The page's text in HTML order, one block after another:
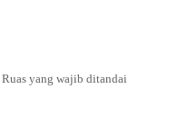
Ruas yang wajib ditandai